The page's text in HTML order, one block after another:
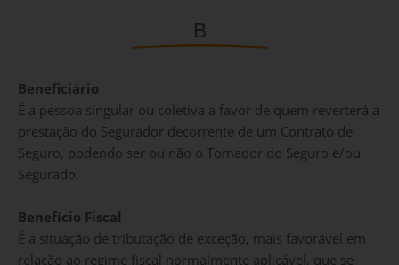
B
Beneficiário
É a pessoa singular ou coletiva a favor de quem reverterá a
prestação do Segurador decorrente de um Contrato de
Seguro, podendo ser ou não o Tomador do Seguro e/ou
Segurado.
Benefício Fiscal
É a situação de tributação de exceção, mais favorável em
relação ao regime fiscal normalmente aplicável, que se